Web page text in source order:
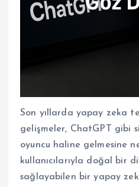
Son yıllarda yapay zeka
gelişmeler, ChatGPT gibi
oyuncu haline gelmesine
kullanıcılarıyla doğal bir
sağlayabilen bir yapay